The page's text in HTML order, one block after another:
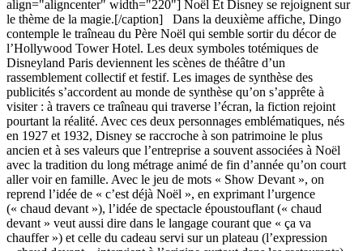
align="aligncenter" width="220"] Noël Et Disney se rejoignent sur
le thème de la magie.[/caption] Dans la deuxième affiche, Dingo
contemple le traîneau du Père Noël qui semble sortir du décor de
l’Hollywood Tower Hotel. Les deux symboles totémiques de
Disneyland Paris deviennent les scènes de théâtre d’un
rassemblement collectif et festif. Les images de synthèse des
publicités s’accordent au monde de synthèse qu’on s’apprête à
visiter : à travers ce traîneau qui traverse l’écran, la fiction rejoint
pourtant la réalité. Avec ces deux personnages emblématiques, nés
en 1927 et 1932, Disney se raccroche à son patrimoine le plus
ancien et à ses valeurs que l’entreprise a souvent associées à Noël
avec la tradition du long métrage animé de fin d’année qu’on court
aller voir en famille. Avec le jeu de mots « Show Devant », on
reprend l’idée de « c’est déjà Noël », en exprimant l’urgence
(« chaud devant »), l’idée de spectacle époustouflant (« chaud
devant » veut aussi dire dans le langage courant que « ça va
chauffer ») et celle du cadeau servi sur un plateau (l’expression